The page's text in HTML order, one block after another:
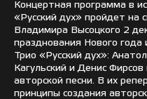
Концертная программа в
«Русский дух» пройдет на
Владимира Высоцкого 2
празднования Нового года
Трио «Русский дух»:
Кагульский и Денис
авторской песни. В их
принципы создания